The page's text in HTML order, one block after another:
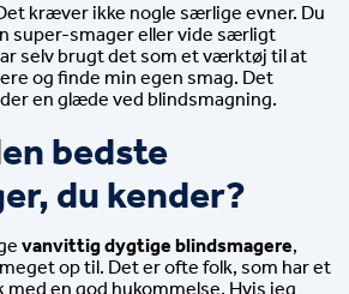
kræver ikke nogle særlige evner. Du
super-smager eller vide særligt
selv brugt det som et værktøj til at
og finde min egen smag. Det
en glæde ved blindsmagning.
bedste
du kender?
vanvittig dygtige blindsmagere,
op til. Det er ofte folk, som har et
en god hukommelse. Hvis jeg